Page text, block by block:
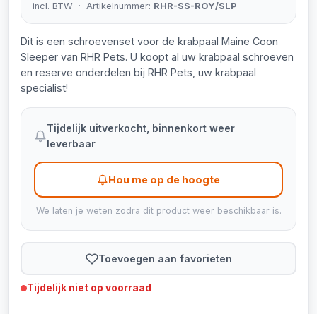
incl. BTW · Artikelnummer: RHR-SS-ROY/SLP
Dit is een schroevenset voor de krabpaal Maine Coon
Sleeper van RHR Pets. U koopt al uw krabpaal schroeven
en reserve onderdelen bij RHR Pets, uw krabpaal
specialist!
Tijdelijk uitverkocht, binnenkort weer
leverbaar
Hou me op de hoogte
We laten je weten zodra dit product weer beschikbaar is.
Toevoegen aan favorieten
Tijdelijk niet op voorraad